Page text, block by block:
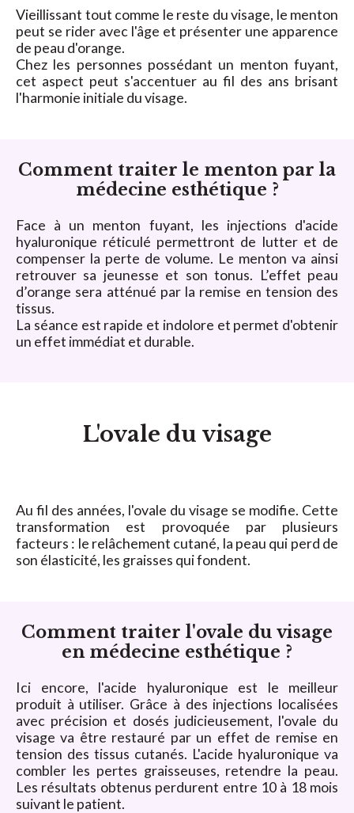
Vieillissant tout comme le reste du visage, le menton
peut se rider avec l'âge et présenter une apparence
de peau d'orange.
Chez les personnes possédant un menton fuyant,
cet aspect peut s'accentuer au fil des ans brisant
l'harmonie initiale du visage.
Comment traiter le menton par la
médecine esthétique ?
Face à un menton fuyant, les injections d'acide
hyaluronique réticulé permettront de lutter et de
compenser la perte de volume. Le menton va ainsi
retrouver sa jeunesse et son tonus. L’effet peau
d’orange sera atténué par la remise en tension des
tissus.
La séance est rapide et indolore et permet d'obtenir
un effet immédiat et durable.
L'ovale du visage
Au fil des années, l'ovale du visage se modifie. Cette
transformation est provoquée par plusieurs
facteurs : le relâchement cutané, la peau qui perd de
son élasticité, les graisses qui fondent.
Comment traiter l'ovale du visage
en médecine esthétique ?
Ici encore, l'acide hyaluronique est le meilleur
produit à utiliser. Grâce à des injections localisées
avec précision et dosés judicieusement, l'ovale du
visage va être restauré par un effet de remise en
tension des tissus cutanés. L'acide hyaluronique va
combler les pertes graisseuses, retendre la peau.
Les résultats obtenus perdurent entre 10 à 18 mois
suivant le patient.